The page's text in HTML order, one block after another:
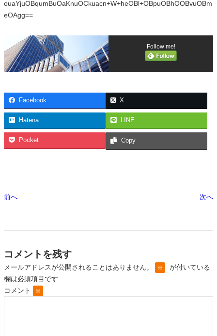
ouaYjuOBqumBuOaKnuOCkuacn+W+heOBl+OBpuOBhOOBvuOBm
eOAgg==
Follow me!
Facebook X
Hatena LINE
Pocket Copy
前へ 次へ
コメントを残す
メールアドレスが公開されることはありません。 ※
が付いている
欄は必須項目です
コメント
※